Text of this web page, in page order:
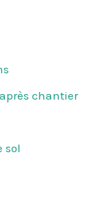
chantier
sol